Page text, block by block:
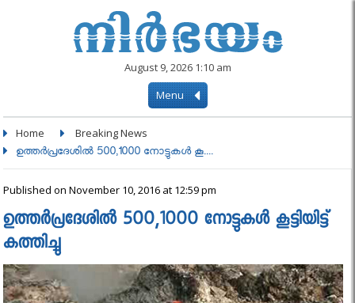
August 9, 2026 1:10 am
Menu
Home Breaking News
ഉത്തര്‍പ്രദേശില്‍ 500,1000 നോട്ടുകള്‍ കൂ....
Published on November 10, 2016 at 12:59 pm
ഉത്തര്‍പ്രദേശില്‍ 500,1000 നോട്ടുകള്‍ കൂട്ടിയിട്ട്
കത്തിച്ചു